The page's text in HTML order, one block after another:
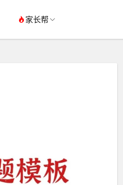
家长帮